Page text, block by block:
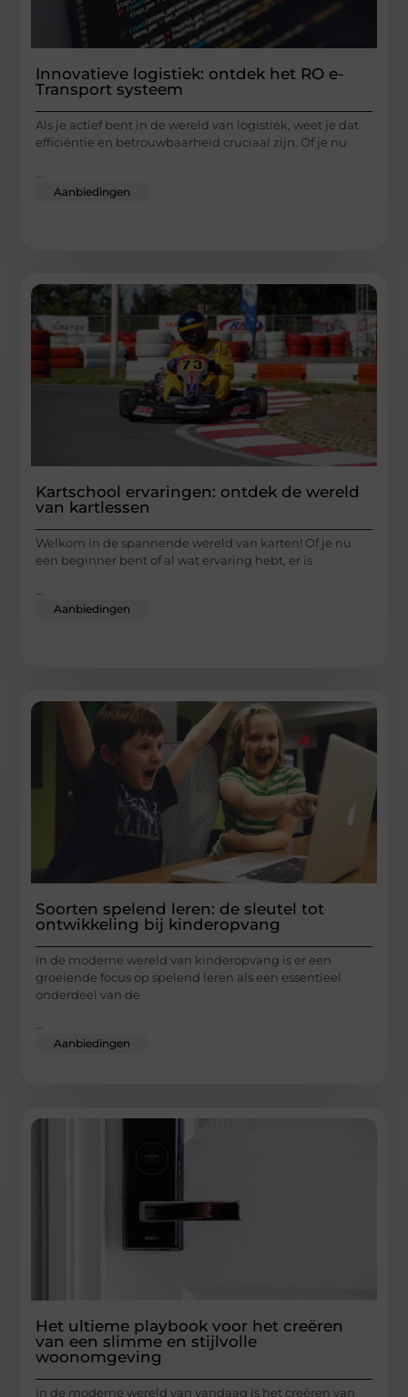
Innovatieve logistiek: ontdek het RO e-
Transport systeem
Als je actief bent in de wereld van logistiek, weet je dat
efficiëntie en betrouwbaarheid cruciaal zijn. Of je nu
Aanbiedingen
Kartschool ervaringen: ontdek de wereld
van kartlessen
Welkom in de spannende wereld van karten! Of je nu
een beginner bent of al wat ervaring hebt, er is
Aanbiedingen
Soorten spelend leren: de sleutel tot
ontwikkeling bij kinderopvang
In de moderne wereld van kinderopvang is er een
groeiende focus op spelend leren als een essentieel
onderdeel van de
...
Aanbiedingen
Het ultieme playbook voor het creëren
van een slimme en stijlvolle
woonomgeving
In de moderne wereld van vandaag is het creëren van